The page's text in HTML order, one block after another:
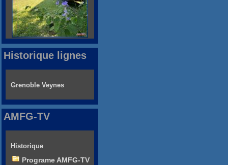
Historique lignes
Grenoble Veynes
AMFG-TV
Historique
Programe AMFG-TV